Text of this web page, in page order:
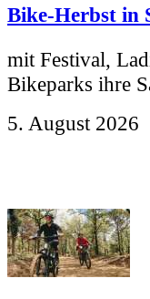
Bike-Herbst in
mit Festival,
Bikeparks ihre
5. August 2026